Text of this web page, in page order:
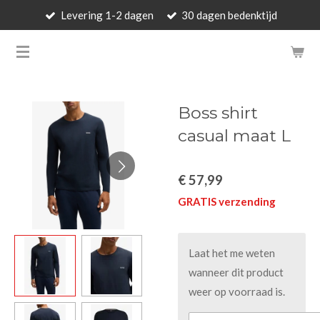
naar
BARBARA'S WALLET -
Levering 1-2 dagen 30 dagen bedenktijd
Boss shirt
casual maat L
€ 57,99
GRATIS verzending
Laat het me weten
wanneer dit product
weer op voorraad is.